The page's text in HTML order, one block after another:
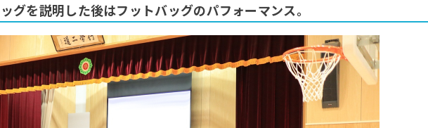
グを説明した後はフットバッグのパフォーマンス。